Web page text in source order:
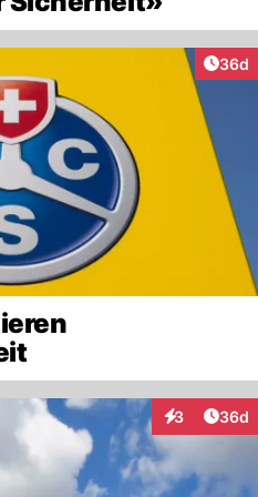
36d
3
Interaktionen
36d